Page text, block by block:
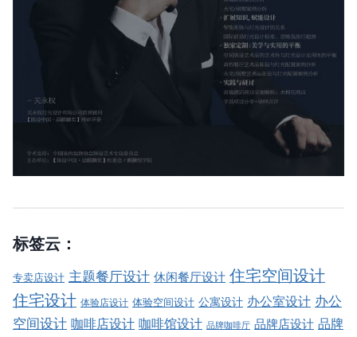
标签云：
专卖店设计 主题餐厅设计 休闲餐厅设计 住宅空间设计
住宅设计 体验店设计 体验空间设计 公寓设计 办公室设计 办公
空间设计 咖啡店设计 咖啡馆设计 品牌咖啡厅 品牌店设计 品牌